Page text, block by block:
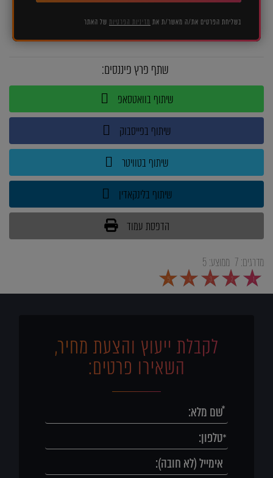
בשליחת הפרטים את/ה מאשר/ת את מדיניות הפרטיות של האתר
שתף פרץ פיננסים:
שיתוף בוואטסאפ
שיתוף בפייסבוק
שיתוף בטוויטר
שיתוף בלינקאדין
הדפסת עמוד
מדרגים:7 ממוצע:5
1
2
3
4
5
לקבלת ייעוץ והצעת מחיר,
השאירו פרטים: